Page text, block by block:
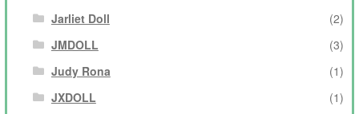
Jarliet Doll
(2)
JMDOLL
(3)
Judy Rona
(1)
JXDOLL
(1)